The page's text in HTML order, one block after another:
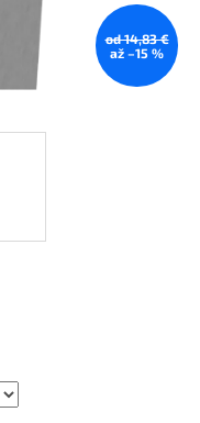
od 14,83 €
až –15 %